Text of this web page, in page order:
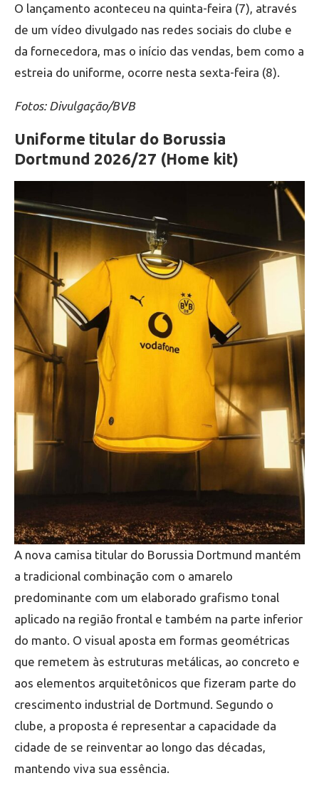
O lançamento aconteceu na quinta-feira (7), através
de um vídeo divulgado nas redes sociais do clube e
da fornecedora, mas o início das vendas, bem como a
estreia do uniforme, ocorre nesta sexta-feira (8).
Fotos: Divulgação/BVB
Uniforme titular do Borussia
Dortmund 2026/27 (Home kit)
A nova camisa titular do Borussia Dortmund mantém
a tradicional combinação com o amarelo
predominante com um elaborado grafismo tonal
aplicado na região frontal e também na parte inferior
do manto. O visual aposta em formas geométricas
que remetem às estruturas metálicas, ao concreto e
aos elementos arquitetônicos que fizeram parte do
crescimento industrial de Dortmund. Segundo o
clube, a proposta é representar a capacidade da
cidade de se reinventar ao longo das décadas,
mantendo viva sua essência.